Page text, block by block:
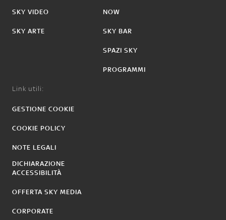
SKY VIDEO
SKY ARTE
NOW
SKY BAR
SPAZI SKY
PROGRAMMI
Link utili:
GESTIONE COOKIE
COOKIE POLICY
NOTE LEGALI
DICHIARAZIONE
ACCESSIBILITÀ
OFFERTA SKY MEDIA
CORPORATE